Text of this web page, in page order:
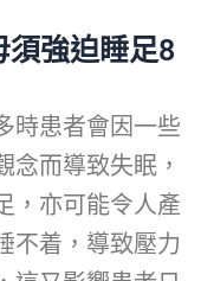
須強迫睡足8
時患者會因一些
念而導致失眠，
，亦可能令人產
不着，導致壓力